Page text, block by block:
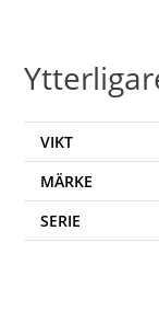
VIKT
MÄRKE
SERIE